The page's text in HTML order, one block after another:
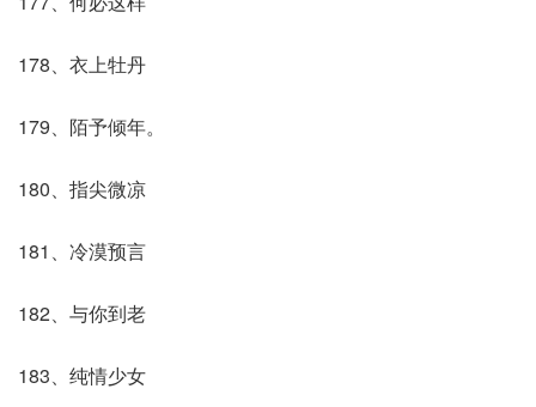
178、衣上牡丹
179、陌予倾年。
180、指尖微凉
181、冷漠预言
182、与你到老
183、纯情少女